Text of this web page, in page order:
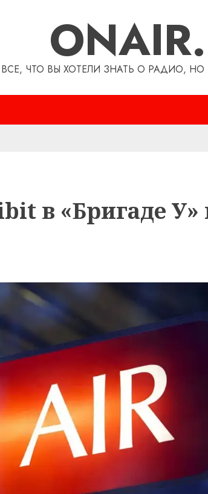
ВСЕ, ЧТО ВЫ ХОТЕЛИ ЗНАТЬ О РАДИО,
в «Бригаде У»